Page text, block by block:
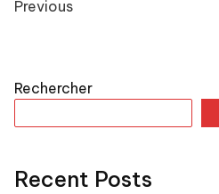
Previous
Rechercher
Recent Posts